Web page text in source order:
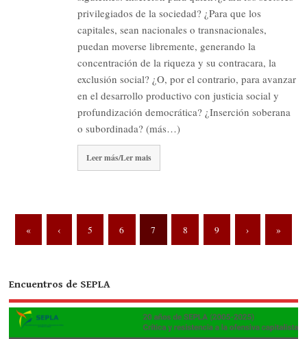
privilegiados de la sociedad? ¿Para que los
capitales, sean nacionales o transnacionales,
puedan moverse libremente, generando la
concentración de la riqueza y su con­tracara, la
exclusión social? ¿O, por el contrario, para avanzar
en el desarrollo productivo con justicia social y
profundización democrática? ¿Inserción soberana
o subordinada? (más…)
Leer más/Ler mais
« ‹ 5 6 7 8 9 › »
Encuentros de SEPLA